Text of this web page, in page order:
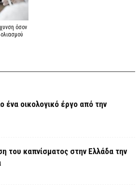
όσον
ένα οικολογικό έργο από την
του καπνίσματος στην Ελλάδα την